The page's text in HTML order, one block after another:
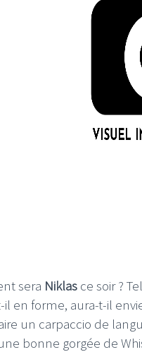
sera Niklas ce soir ?
il en forme, aura-t-il
un carpaccio de
bonne gorgée de